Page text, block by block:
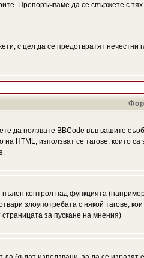
Препоръчваме да се свържете с тях.
с цел да се предотвратят
да ползвате BBCode във вашите
HTML, използват се тагове, които
контрол над функцията
злоупотребата с някой тагове,
за пускане на мнения)